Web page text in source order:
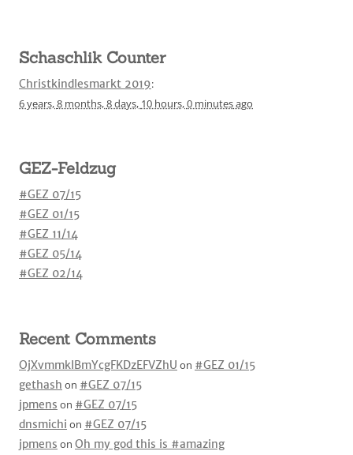
Schaschlik Counter
Christkindlesmarkt 2019:
6 years,8 months,8 days, 10 hours,0 minutesago
GEZ-Feldzug
#GEZ 07/15
#GEZ 01/15
#GEZ 11/14
#GEZ 05/14
#GEZ 02/14
Recent Comments
OjXvmmkIBmYcgFKDzEFVZhU on #GEZ 01/15
gethash on #GEZ 07/15
jpmens on #GEZ 07/15
dnsmichi on #GEZ 07/15
jpmens on Oh my god this is #amazing